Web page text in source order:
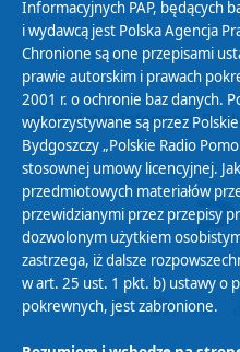
Abonament
Zamówienia publiczne
Biuletyn Informacji
Informacyjnych PAP, będących
i wydawcą jest Polska Agencja
Chronione są one przepisami
prawie autorskim i prawach
2001 r. o ochronie baz danych.
wykorzystywane są przez
Bydgoszczy „Polskie Radio
stosownej umowy licencyjnej.
przedmiotowych materiałów
przewidzianymi przez przepisy
dozwolonym użytkiem
zastrzega, iż dalsze
w art. 25 ust. 1 pkt. b) ustawy o
pokrewnych, jest zabronione.